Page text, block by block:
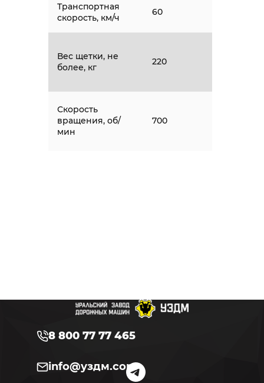
Транспортная
скорость, км/ч
60
Вес щетки, не
более, кг
220
Скорость
вращения, об/
мин
700
8 800 77 77 465
info@уздм.com